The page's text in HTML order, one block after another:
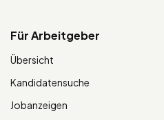
Für Arbeitgeber
Übersicht
Kandidatensuche
Jobanzeigen